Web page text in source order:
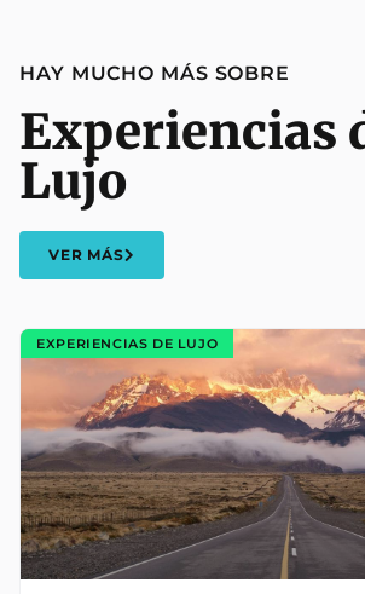
HAY MUCHO MÁS SOBRE
Experiencias
Lujo
VER MÁS
EXPERIENCIAS DE LUJO